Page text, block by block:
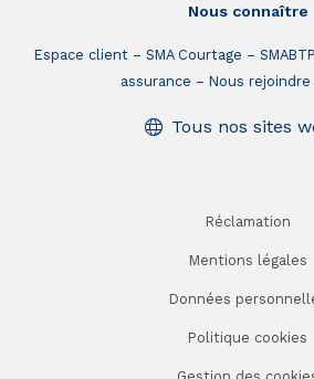
Nous connaître
Espace client SMA Courtage
assurance
Nous rejoindre
Tous nos sites
Réclamation
Mentions légales
Données
Politique cookies